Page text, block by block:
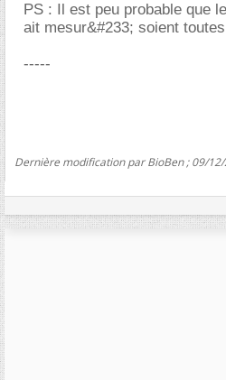
PS : Il est peu probable que
ait mesur&#233; soient
-----
Dernière modification par BioBen ; 09/